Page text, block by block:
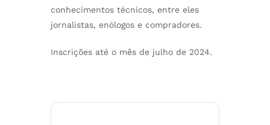
conhecimentos técnicos, entre eles
jornalistas, enólogos e compradores.
Inscrições até o mês de julho de 2024.